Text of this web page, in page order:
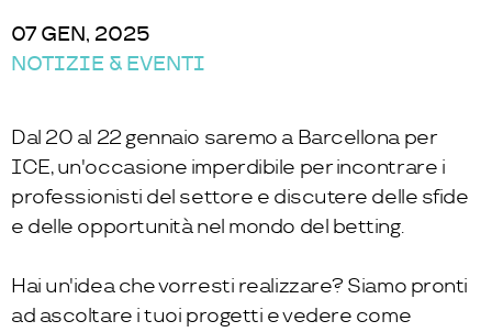
07 GEN, 2025
NOTIZIE & EVENTI
Dal 20 al 22 gennaio saremo a Barcellona per
ICE, un'occasione imperdibile per incontrare i
professionisti del settore e discutere delle sfide
e delle opportunità nel mondo del betting.
Hai un'idea che vorresti realizzare? Siamo pronti
ad ascoltare i tuoi progetti e vedere come